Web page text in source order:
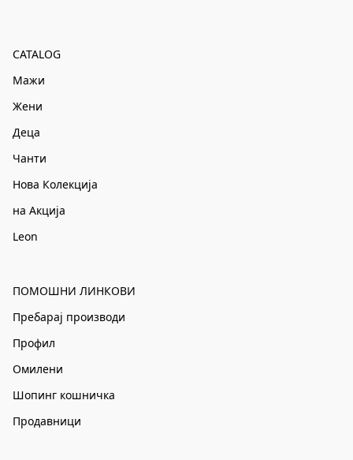
CATALOG
Мажи
Жени
Деца
Чанти
Нова Колекција
на Акција
Leon
ПОМОШНИ ЛИНКОВИ
Пребарај производи
Профил
Омилени
Шопинг кошничка
Продавници